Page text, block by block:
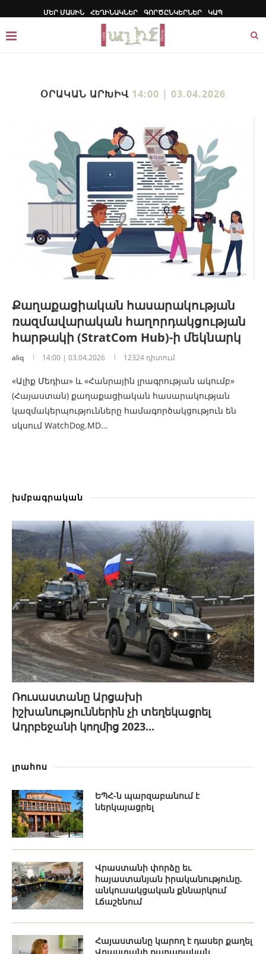
ՄԵՐ ՄԱՍԻՆ ՀԵՂԻՆԱԿՆԵՐ ԳՈՐԾԸՆԿԵՐՆԵՐ ԿԱՊ
ՕՐԱԿԱՆ ԱՐԽԻՎ 14:00 | 03.04.2026
Քաղաքացիական հասարակության
ռազմավարական հաղորդակցության
հարթակի (StratCom Hub)-ի մեկնարկ
aliq 14:00 | 03.04.2026 12324 դիտում
«Ալիք Մեդիա» և «Հանրային լրագրության ակումբ»
(Հայաստան) քաղաքացիական հասարակության
կազմակերպությունները համագործակցություն են
սկսում WatchDog.MD…
խմբագրական
Ռուսաստանը Արցախի
իշխանություններին չի տեղեկացրել
Ադրբեջանի կողմից 2023...
լրահոս
ԵՊՀ-ն պարզաբանում է
ներկայացրել
Վրաստանի փորձը եւ
հայաստանյան իրականությունը.
անկուսակցական քննարկում
Լճաշենում
Հայաստանը կարող է դասեր քաղել